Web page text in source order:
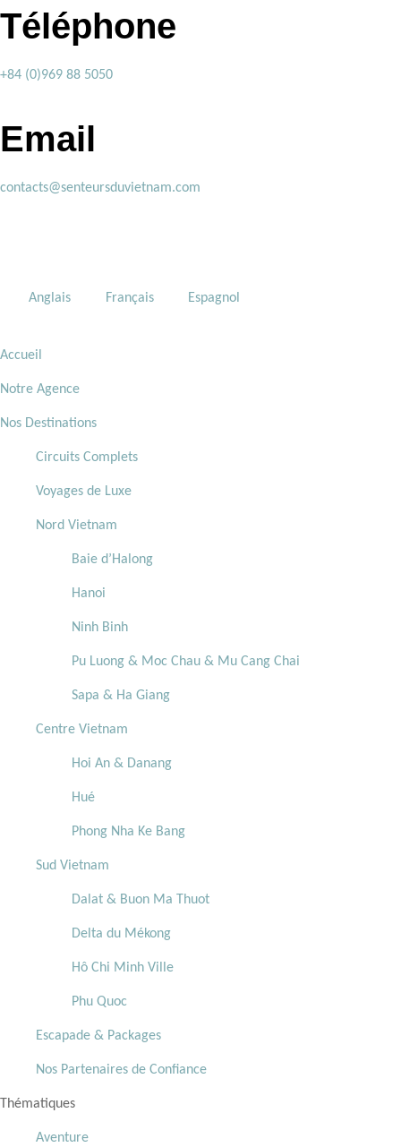
Téléphone
+84 (0)969 88 5050
Email
contacts@senteursduvietnam.com
Anglais Français Espagnol
Accueil
Notre Agence
Nos Destinations
Circuits Complets
Voyages de Luxe
Nord Vietnam
Baie d’Halong
Hanoi
Ninh Binh
Pu Luong & Moc Chau & Mu Cang Chai
Sapa & Ha Giang
Centre Vietnam
Hoi An & Danang
Hué
Phong Nha Ke Bang
Sud Vietnam
Dalat & Buon Ma Thuot
Delta du Mékong
Hô Chi Minh Ville
Phu Quoc
Escapade & Packages
Nos Partenaires de Confiance
Thématiques
Aventure